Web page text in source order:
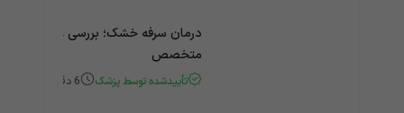
درمان سرفه خشک؛ بررسی علت و
متخصص
تأییدشده توسط پزشک 6 دقیقه